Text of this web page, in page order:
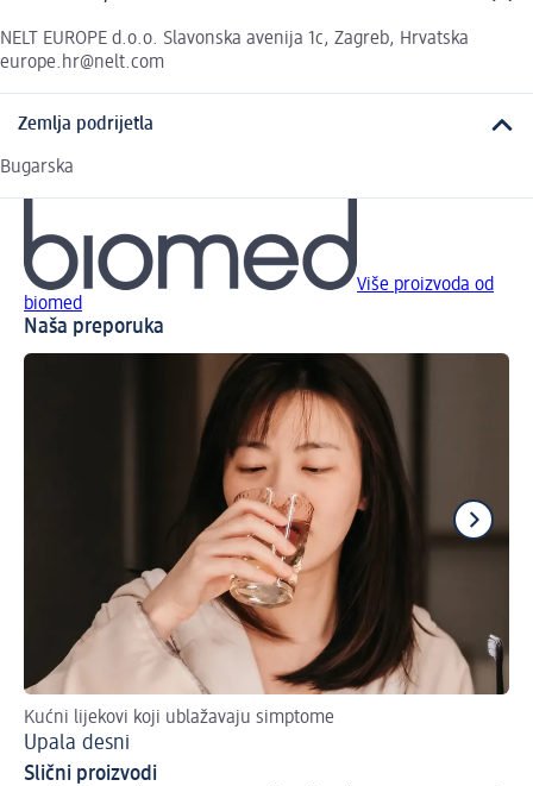
NELT EUROPE d.o.o. Slavonska avenija 1c, Zagreb, Hrvatska
europe.hr@nelt.com
Zemlja podrijetla
Bugarska
Više proizvoda od
biomed
Naša preporuka
Kućni lijekovi koji ublažavaju simptome
Upala desni
Slični proizvodi